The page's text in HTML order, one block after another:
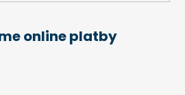
online platby